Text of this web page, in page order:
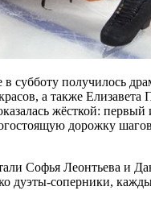
субботу получилось
а также
жёсткой:
дорожку
Софья Леонтьева и
дуэты-соперники,